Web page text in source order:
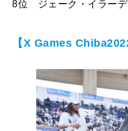
8位 ジェーク・イラーデ
【X Games